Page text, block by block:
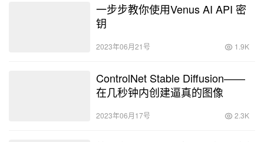
一步步教你使用Venus AI API 密
钥
2023年06月21号 1.9K
ControlNet Stable Diffusion——
在几秒钟内创建逼真的图像
2023年06月17号 2.3K